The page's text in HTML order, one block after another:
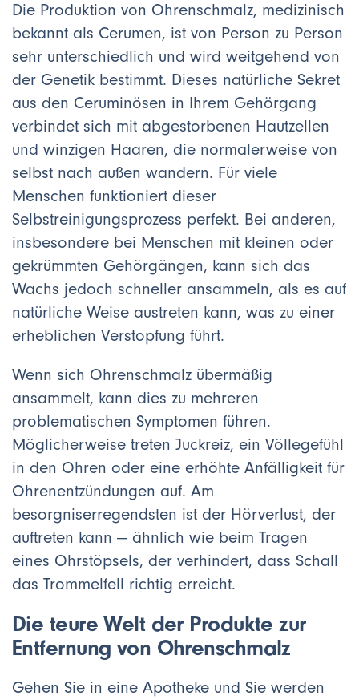
Die Produktion von Ohrenschmalz, medizinisch
bekannt als Cerumen, ist von Person zu Person
sehr unterschiedlich und wird weitgehend von
der Genetik bestimmt. Dieses natürliche Sekret
aus den Ceruminösen in Ihrem Gehörgang
verbindet sich mit abgestorbenen Hautzellen
und winzigen Haaren, die normalerweise von
selbst nach außen wandern. Für viele
Menschen funktioniert dieser
Selbstreinigungsprozess perfekt. Bei anderen,
insbesondere bei Menschen mit kleinen oder
gekrümmten Gehörgängen, kann sich das
Wachs jedoch schneller ansammeln, als es auf
natürliche Weise austreten kann, was zu einer
erheblichen Verstopfung führt.
Wenn sich Ohrenschmalz übermäßig
ansammelt, kann dies zu mehreren
problematischen Symptomen führen.
Möglicherweise treten Juckreiz, ein Völlegefühl
in den Ohren oder eine erhöhte Anfälligkeit für
Ohrenentzündungen auf. Am
besorgniserregendsten ist der Hörverlust, der
auftreten kann — ähnlich wie beim Tragen
eines Ohrstöpsels, der verhindert, dass Schall
das Trommelfell richtig erreicht.
Die teure Welt der Produkte zur
Entfernung von Ohrenschmalz
Gehen Sie in eine Apotheke und Sie werden